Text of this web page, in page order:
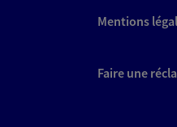
Mentions
Faire une